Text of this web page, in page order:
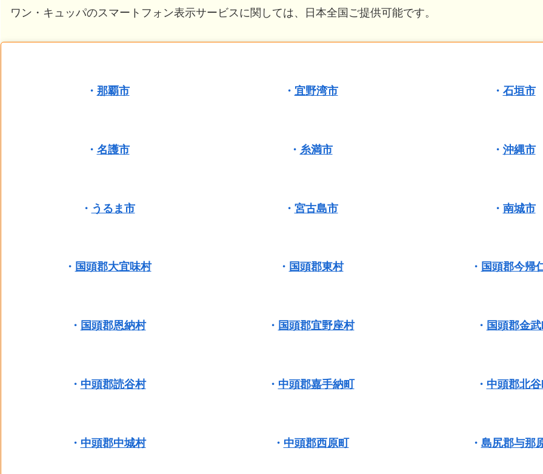
ワン・キュッパのスマートフォン表示サービスに関しては、日本全国ご提供可能です。
・ 那覇市 ・ 宜野湾市 ・ 石垣市
・ 名護市 ・ 糸満市 ・ 沖縄市
・ うるま市 ・ 宮古島市 ・ 南城市
・ 国頭郡大宜味村 ・ 国頭郡東村 ・ 国頭郡今帰
・ 国頭郡恩納村 ・ 国頭郡宜野座村 ・ 国頭郡金武
・ 中頭郡読谷村 ・ 中頭郡嘉手納町 ・ 中頭郡北
・ 中頭郡中城村 ・ 中頭郡西原町 ・ 島尻郡与那